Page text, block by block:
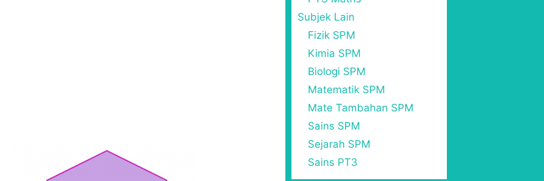
Subjek Lain
Fizik SPM
Kimia SPM
Biologi SPM
Matematik SPM
Mate Tambahan SPM
Sains SPM
Sejarah SPM
Sains PT3